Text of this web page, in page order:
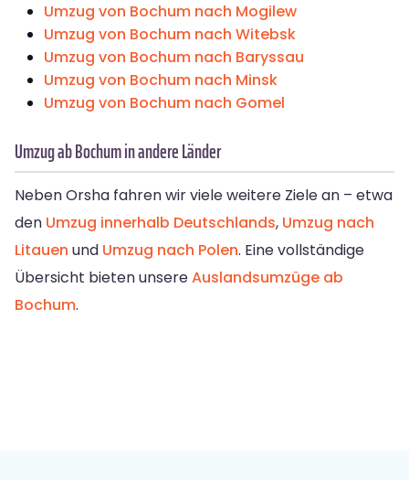
Umzug von Bochum nach Mogilew
Umzug von Bochum nach Witebsk
Umzug von Bochum nach Baryssau
Umzug von Bochum nach Minsk
Umzug von Bochum nach Gomel
Umzug ab Bochum in andere Länder
Neben Orsha fahren wir viele weitere Ziele an – etwa
den Umzug innerhalb Deutschlands, Umzug nach
Litauen und Umzug nach Polen. Eine vollständige
Übersicht bieten unsereAuslandsumzüge ab
Bochum.